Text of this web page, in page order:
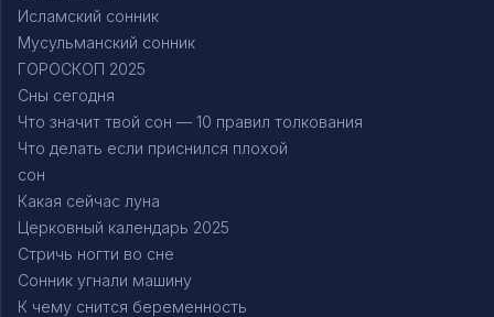
Исламский сонник
Мусульманский сонник
ГОРОСКОП 2025
Сны сегодня
Что значит твой сон — 10 правил толкования
Что делать если приснился плохой
сон
Какая сейчас луна
Церковный календарь 2025
Стричь ногти во сне
Сонник угнали машину
К чему снится беременность